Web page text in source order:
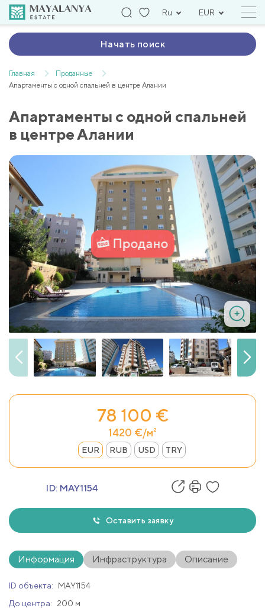
Ru EUR
Начать поиск
Главная
Проданные
Апартаменты с одной спальней в центре Алании
Апартаменты с одной спальней
в центре Алании
Продано
78 100 €
1420 €/м²
EUR RUB USD TRY
ID: MAY1154
Оставить заявку
Информация Инфраструктура Описание
ID объекта:
MAY1154
До центра:
200 м